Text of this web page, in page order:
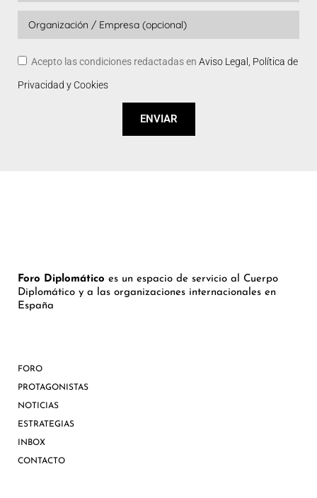
Acepto las condiciones redactadas en Aviso Legal, Política de
Privacidad y Cookies
ENVIAR
Foro Diplomático es un espacio de servicio al Cuerpo
Diplomático y a las organizaciones internacionales en
España
FORO
PROTAGONISTAS
NOTICIAS
ESTRATEGIAS
INBOX
CONTACTO